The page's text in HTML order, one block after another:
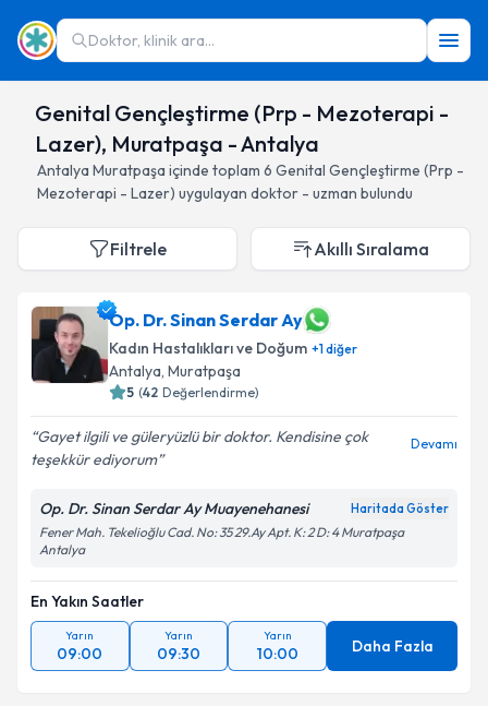
Doktor, klinik ara...
Genital Gençleştirme (Prp - Mezoterapi -
Lazer), Muratpaşa - Antalya
Antalya Muratpaşa içinde toplam 6 Genital Gençleştirme (Prp -
Mezoterapi - Lazer) uygulayan doktor - uzman bulundu
Filtrele Akıllı Sıralama
Op. Dr. Sinan Serdar Ay
Kadın Hastalıkları ve Doğum +1diğer
Antalya, Muratpaşa
5 (42 Değerlendirme)
Gayet ilgili ve güleryüzlü bir doktor. Kendisine çok
teşekkür ediyorum
Devamı
Op. Dr. Sinan Serdar Ay Muayenehanesi Haritada Göster
Fener Mah. Tekelioğlu Cad. No: 35 29.Ay Apt. K: 2 D: 4 Muratpaşa
Antalya
En Yakın Saatler
Yarın
09:00
Yarın
09:30
Yarın
10:00 Daha Fazla